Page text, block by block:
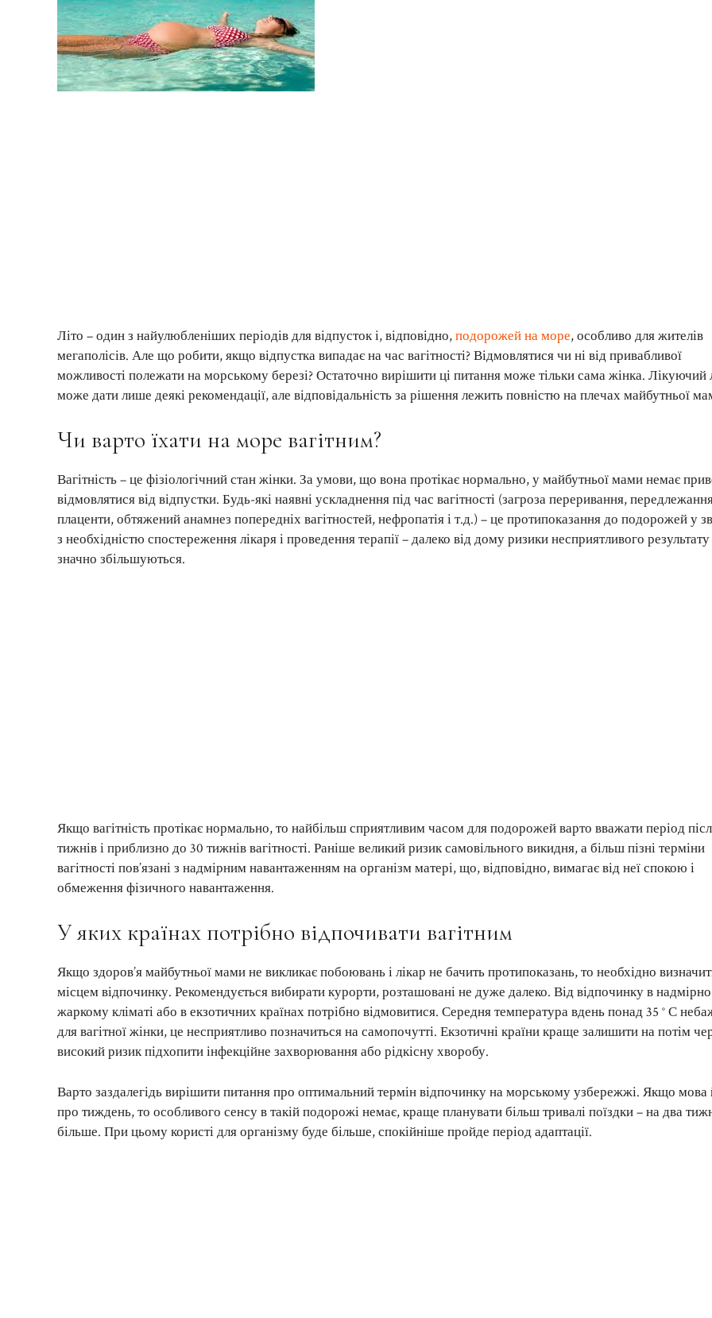
Літо – один з найулюбленіших періодів для відпусток і, відповідно,подорожей на море, особливо для жителів
мегаполісів. Але що робити, якщо відпустка випадає на час вагітності? Відмовлятися чи ні від привабливої
можливості полежати на морському березі? Остаточно вирішити ці питання може тільки сама жінка. Лікуючий
може дати лише деякі рекомендації, але відповідальність за рішення лежить повністю на плечах майбутньої
Чи варто їхати на море вагітним?
Вагітність – це фізіологічний стан жінки. За умови, що вона протікає нормально, у майбутньої мами немає
відмовлятися від відпустки. Будь-які наявні ускладнення під час вагітності (загроза переривання,
плаценти, обтяжений анамнез попередніх вагітностей, нефропатія і т.д.) – це протипоказання до подорожей у
з необхідністю спостереження лікаря і проведення терапії – далеко від дому ризики несприятливого результату
значно збільшуються.
Якщо вагітність протікає нормально, то найбільш сприятливим часом для подорожей варто вважати період
тижнів і приблизно до 30 тижнів вагітності. Раніше великий ризик самовільного викидня, а більш пізні терміни
вагітності пов’язані з надмірним навантаженням на організм матері, що, відповідно, вимагає від неї спокою і
обмеження фізичного навантаження.
У яких країнах потрібно відпочивати вагітним
Якщо здоров’я майбутньої мами не викликає побоювань і лікар не бачить протипоказань, то необхідно
місцем відпочинку. Рекомендується вибирати курорти, розташовані не дуже далеко. Від відпочинку в надмірно
жаркому кліматі або в екзотичних країнах потрібно відмовитися. Середня температура вдень понад 35 ° С
для вагітної жінки, це несприятливо позначиться на самопочутті. Екзотичні країни краще залишити на потім
високий ризик підхопити інфекційне захворювання або рідкісну хворобу.
Варто заздалегідь вирішити питання про оптимальний термін відпочинку на морському узбережжі. Якщо мова
про тиждень, то особливого сенсу в такій подорожі немає, краще планувати більш тривалі поїздки – на два
більше. При цьому користі для організму буде більше, спокійніше пройде період адаптації.